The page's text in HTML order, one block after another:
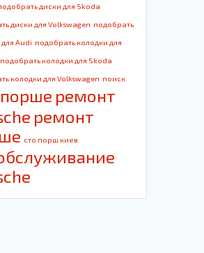
диски для Skoda
диски для Volkswagen подобрать
Audi подобрать колодки для
подобрать колодки для Skoda
колодки для Volkswagen поиск
порше ремонт
ремонт
сто порш киев